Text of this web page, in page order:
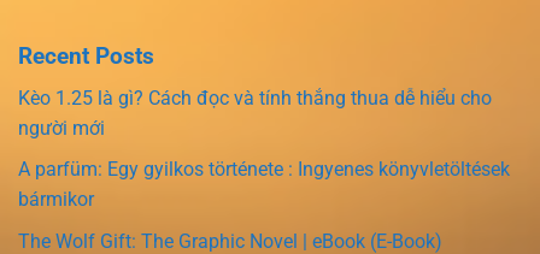
Recent Posts
Kèo 1.25 là gì? Cách đọc và tính thắng thua dễ hiểu cho
người mới
A parfüm: Egy gyilkos története : Ingyenes könyvletöltések
bármikor
The Wolf Gift: The Graphic Novel | eBook (E-Book)